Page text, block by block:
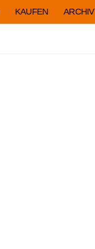
KAUFEN ARCHIV